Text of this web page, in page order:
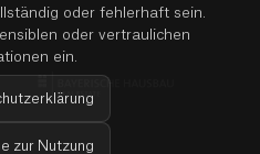
oder fehlerhaft sein.
oder vertraulichen
ein.
zur Nutzung